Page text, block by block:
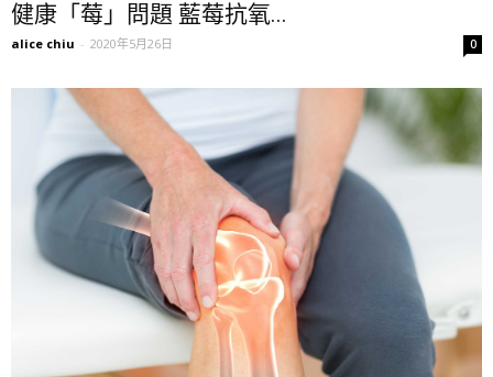
健康「莓」問題 藍莓抗氧...
alice chiu - 2020年5月26日 0